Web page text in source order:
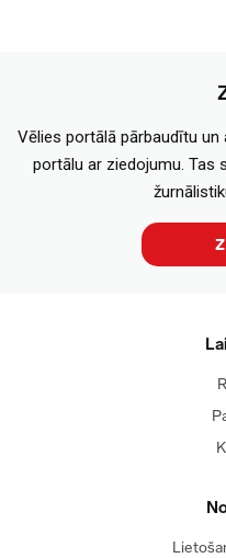
Vēlies portālā pārbaudītu
portālu ar ziedojumu. Tas